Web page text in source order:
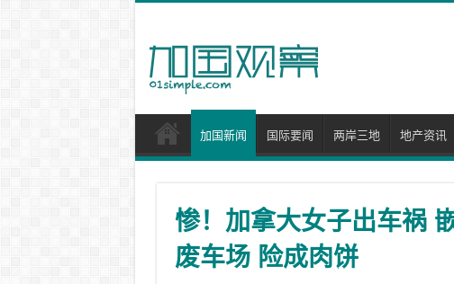
加国新闻 国际要闻 两岸三地 地产资讯
惨！加拿大女子出车祸
废车场 险成肉饼